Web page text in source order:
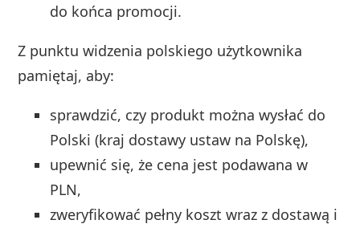
do końca promocji.
Z punktu widzenia polskiego użytkownika
pamiętaj, aby:
sprawdzić, czy produkt można wysłać do
Polski (kraj dostawy ustaw na Polskę),
upewnić się, że cena jest podawana w
PLN,
zweryfikować pełny koszt wraz z dostawą i